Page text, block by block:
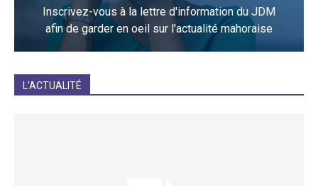
Inscrivez-vous à la lettre d'information du JDM
afin de garder en oeil sur l'actualité mahoraise
L'ACTUALITÉ